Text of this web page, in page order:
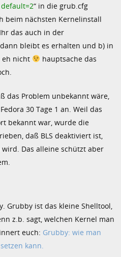
“ in die grub.cfg
beim nächsten Kernelinstall
das auch in der
bleibt es erhalten und b) in
eh nicht
hauptsache das
das Problem unbekannt wäre,
30 Tage 1 an. Weil das
bekannt war, wurde die
daß BLS deaktiviert ist,
Das alleine schützt aber
Grubby ist das kleine Shelltool,
z.b. sagt, welchen Kernel man
euch: Grubby: wie man
kann.